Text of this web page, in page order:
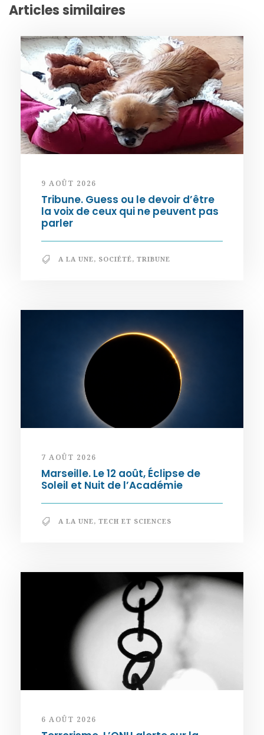
Articles similaires
9 AOÛT 2026
Tribune. Guess ou le devoir d’être
la voix de ceux qui ne peuvent pas
parler
A LA UNE, SOCIÉTÉ, TRIBUNE
7 AOÛT 2026
Marseille. Le 12 août, Éclipse de
Soleil et Nuit de l’Académie
A LA UNE, TECH ET SCIENCES
6 AOÛT 2026